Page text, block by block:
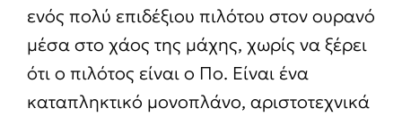
ενός πολύ επιδέξιου πιλότου στον ουρανό
μέσα στο χάος της μάχης, χωρίς να ξέρει
ότι ο πιλότος είναι ο Πο. Είναι ένα
καταπληκτικό μονοπλάνο, αριστοτεχνικά